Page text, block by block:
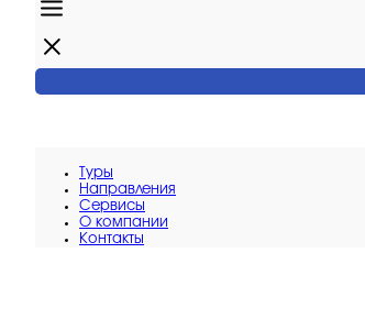
Туры
Направления
Сервисы
O компании
Контакты